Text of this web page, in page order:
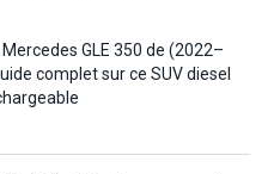
GLE 350 de (2022–
complet sur ce SUV diesel